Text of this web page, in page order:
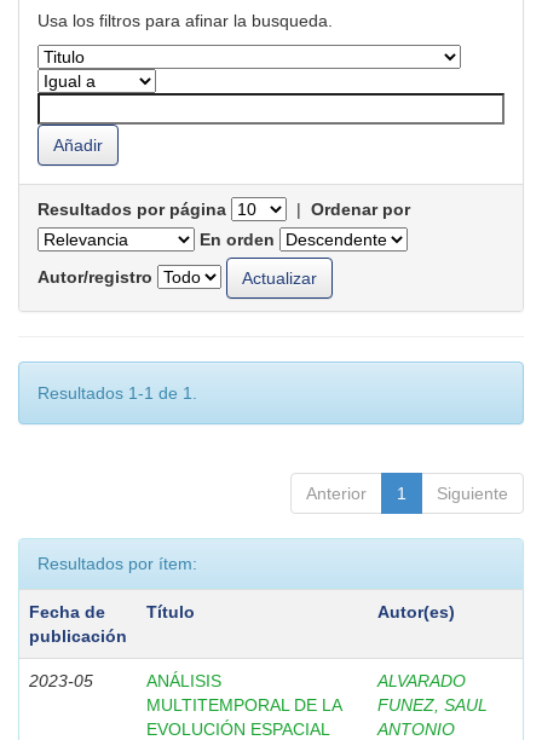
Usa los filtros para afinar la busqueda.
Resultados por página | Ordenar por
En orden
Autor/registro
Resultados 1-1 de 1.
Anterior 1 Siguiente
Resultados por ítem:
Fecha de
publicación
Título Autor(es)
2023-05
ANÁLISIS
MULTITEMPORAL DE LA
EVOLUCIÓN ESPACIAL
ALVARADO
FUNEZ, SAUL
ANTONIO